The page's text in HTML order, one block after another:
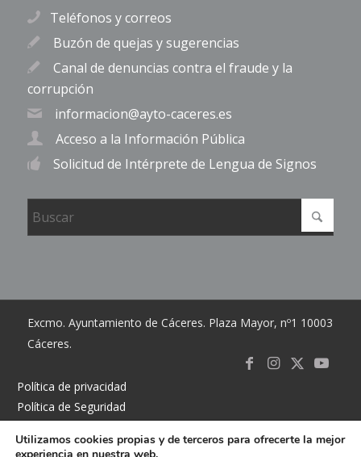
Teléfonos y correos
Buzón de quejas y sugerencias
Canal de denuncias contra el fraude y la
corrupción
informacion@ayto-caceres.es
Acceso a la Información Pública
Solicitud de Intérprete de Lengua de Signos
Excmo. Ayuntamiento de Cáceres. Plaza Mayor, nº1 10003
Cáceres.
Política de privacidad
Política de Seguridad
Accesibilidad
Utilizamos cookies propias y de terceros para ofrecerte la mejor